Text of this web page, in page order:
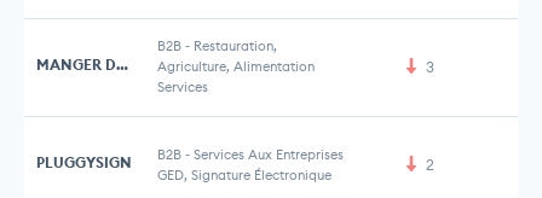
MANGER DU SENS
B2B - Restauration,
Agriculture, Alimentation
Services
3
PLUGGYSIGN B2B - Services Aux Entreprises
GED, Signature Électronique
2